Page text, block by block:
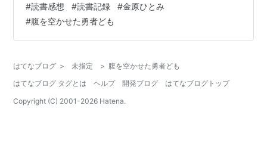
盛りの少女たち。『蛇にピアス』から20年、『マザー
ズ』から12年を経て、著者が辿り着いた新たなる世界。
（Amazonより） ▶︎感想 今まで読んでき作品とは違うカ
みたいなものを感じる部分もある。 でも、誰もが多かれ
少なかれこの二つの要素を合わせ…
#読書感想 #読書記録 #金原ひとみ
#腹を空かせた勇者ども
はてなブログ > 未指定 > 腹を空かせた勇者ども
はてなブログ タグとは
ヘルプ 開発ブログ
はてなブログトップ
Copyright (C) 2001-2026 Hatena.